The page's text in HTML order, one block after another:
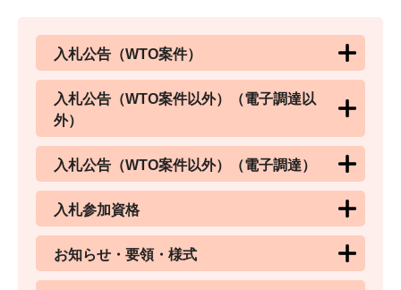
入札公告（WTO案件）
入札公告（WTO案件以外）（電子調達以
外）
入札公告（WTO案件以外）（電子調達）
入札参加資格
お知らせ・要領・様式